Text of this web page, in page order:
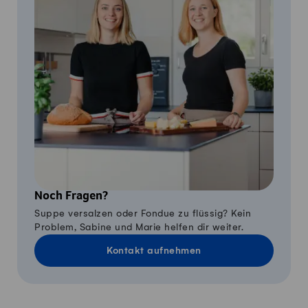
Noch Fragen?
Suppe versalzen oder Fondue zu flüssig? Kein
Problem, Sabine und Marie helfen dir weiter.
Kontakt aufnehmen